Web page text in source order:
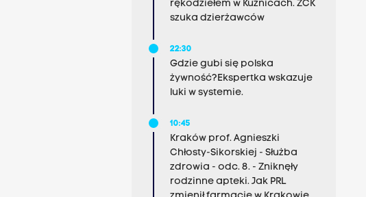
rękodziełem w Kuźnicach. ZCK
szuka dzierżawców
22:30
Gdzie gubi się polska
żywność?Ekspertka wskazuje
luki w systemie.
10:45
Kraków prof. Agnieszki
Chłosty-Sikorskiej - Służba
zdrowia - odc. 8. - Zniknęły
rodzinne apteki. Jak PRL